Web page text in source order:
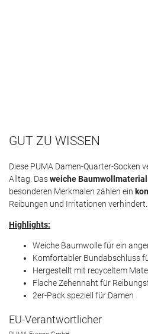
GUT ZU WISSEN
Diese PUMA Damen-Quarter-
Alltag. Dasweiche Baumwollmaterial
besonderen Merkmalen zählen ein
Reibungen und Irritationen
Highlights:
Weiche Baumwolle für ein
Komfortabler Bundabschluss
Hergestellt mit recyceltem
Flache Zehennaht für
2er-Pack speziell für Damen
EU-Verantwortlicher